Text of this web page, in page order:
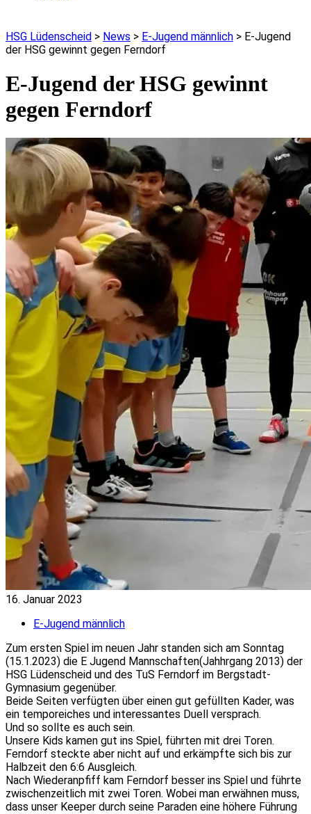
HSG Lüdenscheid > News > E-Jugend männlich > E-Jugend
der HSG gewinnt gegen Ferndorf
E-Jugend der HSG gewinnt
gegen Ferndorf
16. Januar 2023
E-Jugend männlich
Zum ersten Spiel im neuen Jahr standen sich am Sonntag
(15.1.2023) die E Jugend Mannschaften(Jahhrgang 2013) der
HSG Lüdenscheid und des TuS Ferndorf im Bergstadt-
Gymnasium gegenüber.
Beide Seiten verfügten über einen gut gefüllten Kader, was
ein temporeiches und interessantes Duell versprach.
Und so sollte es auch sein.
Unsere Kids kamen gut ins Spiel, führten mit drei Toren.
Ferndorf steckte aber nicht auf und erkämpfte sich bis zur
Halbzeit den 6:6 Ausgleich.
Nach Wiederanpfiff kam Ferndorf besser ins Spiel und führte
zwischenzeitlich mit zwei Toren. Wobei man erwähnen muss,
dass unser Keeper durch seine Paraden eine höhere Führung